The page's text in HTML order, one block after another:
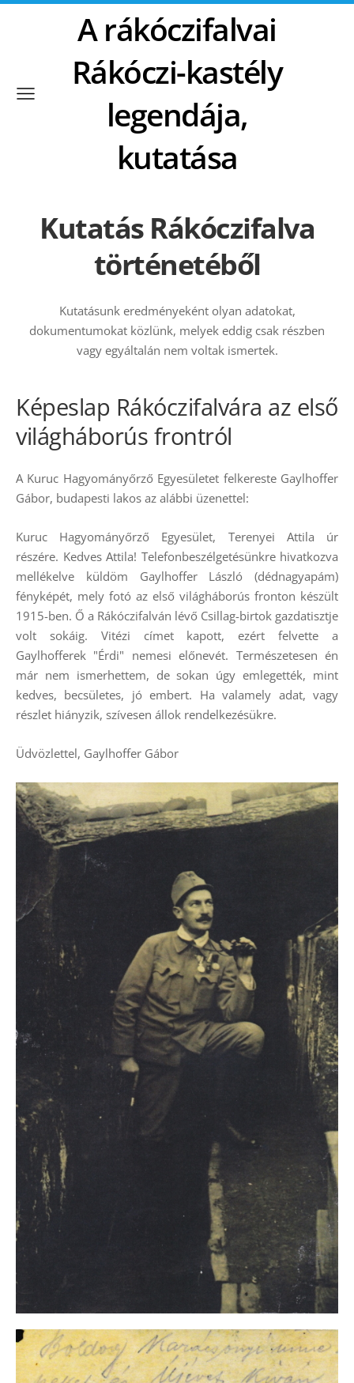
A rákóczifalvai
Rákóczi-kastély
legendája,
kutatása
Kutatás Rákóczifalva
történetéből
Kutatásunk eredményeként olyan adatokat,
dokumentumokat közlünk, melyek eddig csak részben
vagy egyáltalán nem voltak ismertek.
Képeslap Rákóczifalvára az első
világháborús frontról
A Kuruc Hagyományőrző Egyesületet felkereste Gaylhoffer
Gábor, budapesti lakos az alábbi üzenettel:
Kuruc Hagyományőrző Egyesület, Terenyei Attila úr
részére. Kedves Attila! Telefonbeszélgetésünkre hivatkozva
mellékelve küldöm Gaylhoffer László (dédnagyapám)
fényképét, mely fotó az első világháborús fronton készült
1915-ben. Ő a Rákóczifalván lévő Csillag-birtok gazdatisztje
volt sokáig. Vitézi címet kapott, ezért felvette a
Gaylhofferek "Érdi" nemesi előnevét. Természetesen én
már nem ismerhettem, de sokan úgy emlegették, mint
kedves, becsületes, jó embert. Ha valamely adat, vagy
részlet hiányzik, szívesen állok rendelkezésükre.
Üdvözlettel, Gaylhoffer Gábor